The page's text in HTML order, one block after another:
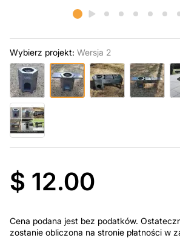
Wybierz projekt: Wersja 2
$ 12.00
Cena podana jest bez podatków.
zostanie obliczona na stronie płatności w